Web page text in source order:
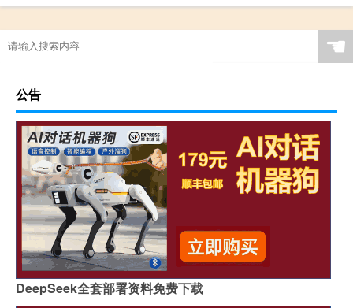
☚
公告
DeepSeek全套部署资料免费下载